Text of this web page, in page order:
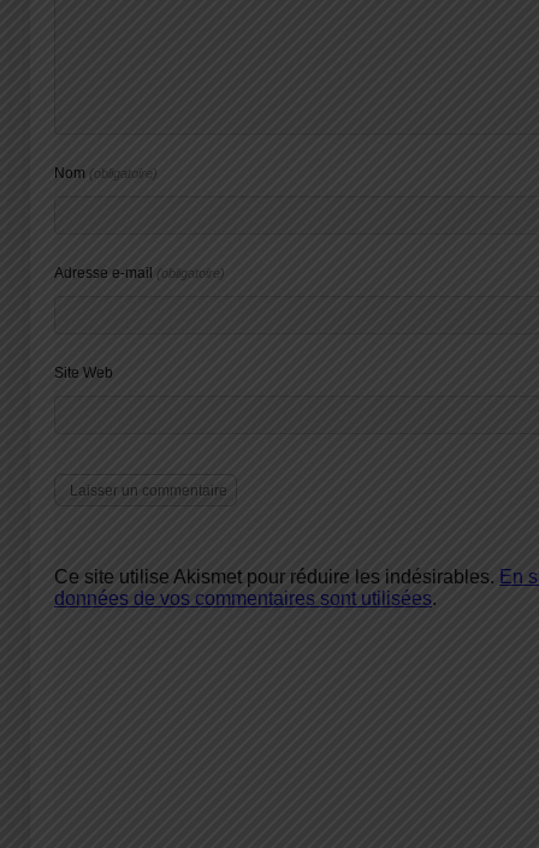
Nom (obligatoire)
Adresse e-mail (obligatoire)
Site Web
Ce site utilise Akismet pour réduire les indésirables. En
données de vos commentaires sont utilisées.